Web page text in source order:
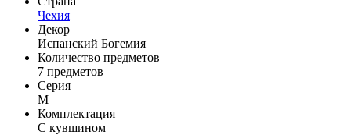
Чехия
Декор
Испанский Богемия
Количество предметов
7 предметов
Серия
М
Комплектация
С кувшином